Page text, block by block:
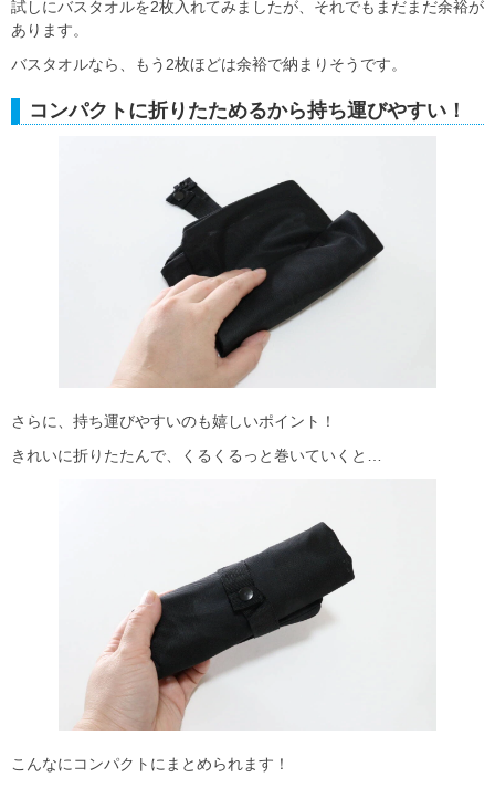
試しにバスタオルを2枚入れてみましたが、それでもまだまだ余裕が
あります。
バスタオルなら、もう2枚ほどは余裕で納まりそうです。
コンパクトに折りたためるから持ち運びやすい！
さらに、持ち運びやすいのも嬉しいポイント！
きれいに折りたたんで、くるくるっと巻いていくと…
こんなにコンパクトにまとめられます！